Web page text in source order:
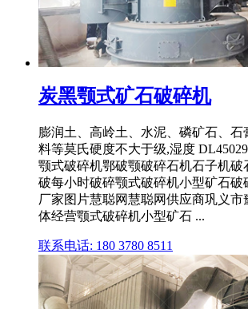
炭黑颚式矿石破碎机
膨润土、高岭土、水泥、磷矿石、石
料等莫氏硬度不大于级,湿度
颚式破碎机鄂破颚破碎石机石子机破
破每小时破碎颚式破碎机小型矿石破
厂家图片慧聪网慧聪网供应商巩义市
体经营颚式破碎机小型矿石 ...
联系电话: 180 3780 8511